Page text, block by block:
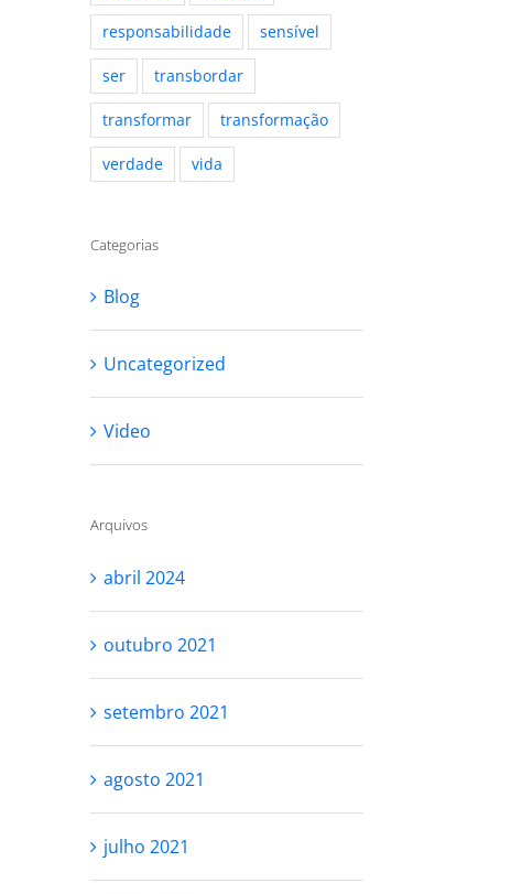
responsabilidade sensível
ser transbordar
transformar transformação
verdade vida
Categorias
Blog
Uncategorized
Video
Arquivos
abril 2024
outubro 2021
setembro 2021
agosto 2021
julho 2021